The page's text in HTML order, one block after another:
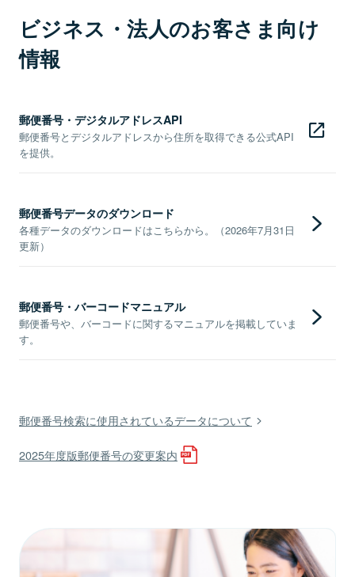
ビジネス・法人のお客さま向け
情報
郵便番号・デジタルアドレスAPI
郵便番号とデジタルアドレスから住所を取得できる公式API
を提供。
郵便番号データのダウンロード
各種データのダウンロードはこちらから。（2026年7月31日
更新）
郵便番号・バーコードマニュアル
郵便番号や、バーコードに関するマニュアルを掲載していま
す。
郵便番号検索に使用されているデータについて
2025年度版郵便番号の変更案内